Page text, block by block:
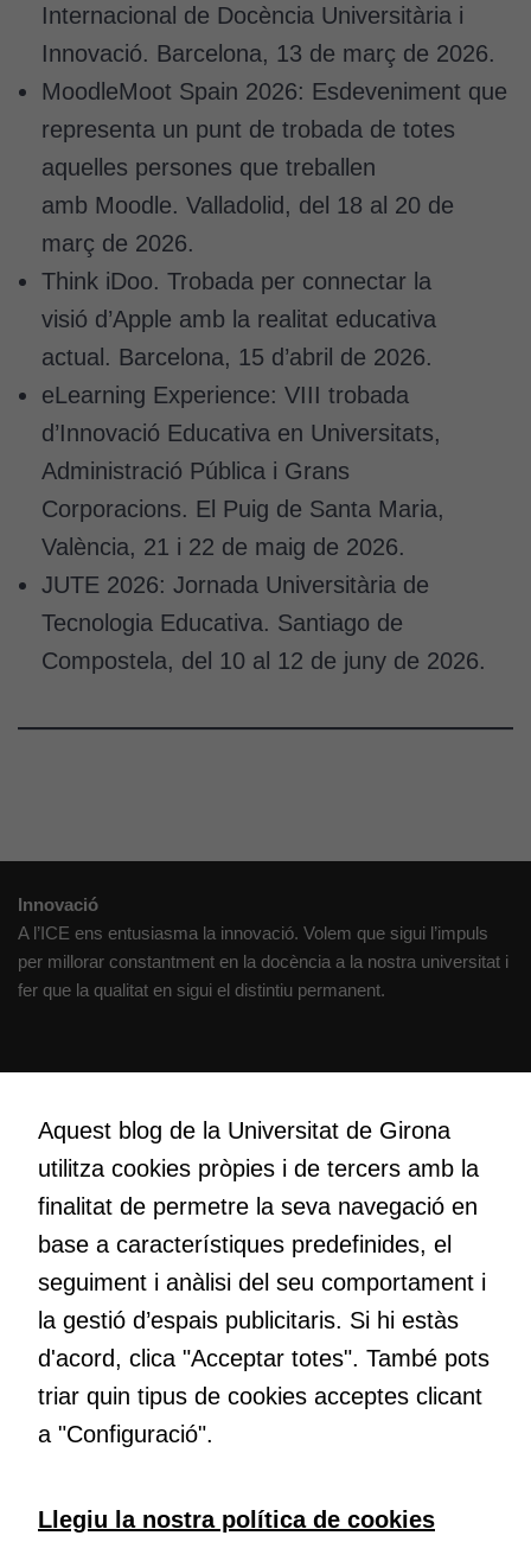
Internacional de Docència Universitària i
Innovació. Barcelona, 13 de març de 2026.
MoodleMoot Spain 2026: Esdeveniment que
representa un punt de trobada de totes
aquelles persones que treballen
amb Moodle. Valladolid, del 18 al 20 de
març de 2026.
Think iDoo. Trobada per connectar la
visió d’Apple amb la realitat educativa
actual. Barcelona, 15 d’abril de 2026.
eLearning Experience: VIII trobada
d’Innovació Educativa en Universitats,
Administració Pública i Grans
Corporacions. El Puig de Santa Maria,
València, 21 i 22 de maig de 2026.
JUTE 2026: Jornada Universitària de
Tecnologia Educativa. Santiago de
Compostela, del 10 al 12 de juny de 2026.
Innovació
A l’ICE ens entusiasma la innovació. Volem que sigui l’impuls
per millorar constantment en la docència a la nostra universitat i
fer que la qualitat en sigui el distintiu permanent.
Volem crear espais de reflexió i de debat, espais on qüestionar-
nos el que estem fent, atrevir-nos a pensar noves i millors
maneres de fer-ho i generar plegats idees innovadores.
Educació
transformació. Volem contribuir a millorar-la impulsant
metodologies docents actives i ambients d’aprenentatge
dinàmics.
Subscriu-te al butlletí
Aquest blog de la Universitat de Girona
utilitza cookies pròpies i de tercers amb la
finalitat de permetre la seva navegació en
base a característiques predefinides, el
seguiment i anàlisi del seu comportament i
la gestió d’espais publicitaris. Si hi estàs
d'acord, clica "Acceptar totes". També pots
triar quin tipus de cookies acceptes clicant
a "Configuració".
Llegiu la nostra política de cookies